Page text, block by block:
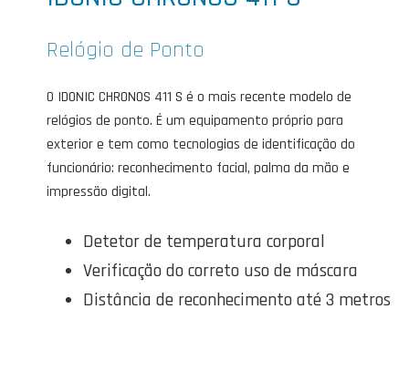
Relógio de Ponto
O IDONIC CHRONOS 411 S é o mais recente modelo de
relógios de ponto. É um equipamento próprio para
exterior e tem como tecnologias de identificação do
funcionário: reconhecimento facial, palma da mão e
impressão digital.
Detetor de temperatura corporal
Verificação do correto uso de máscara
Distância de reconhecimento até 3 metros